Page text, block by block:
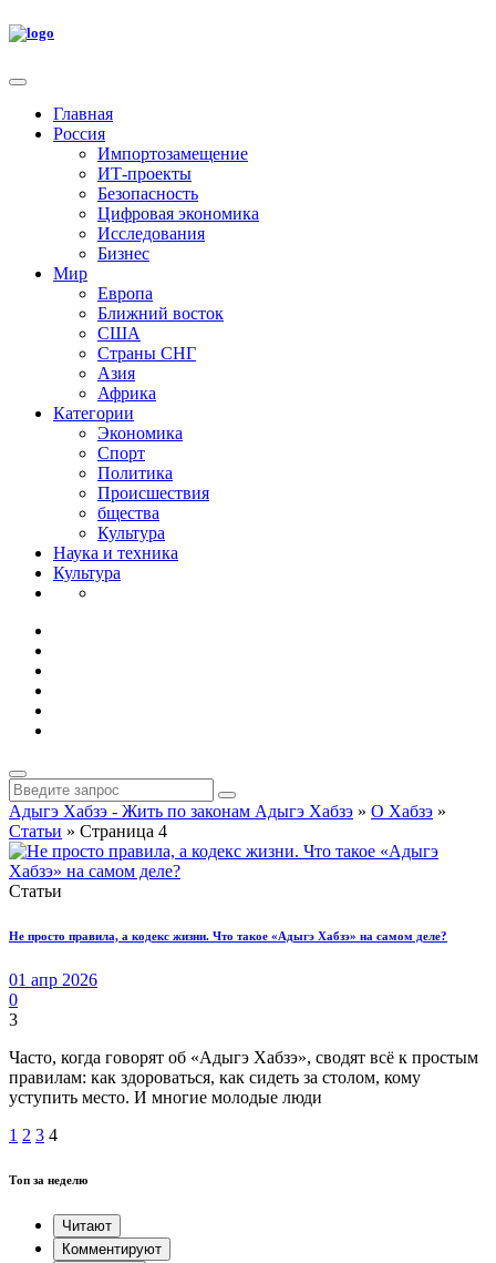
Главная
Россия
Импортозамещение
ИТ-проекты
Безопасность
Цифровая экономика
Исследования
Бизнес
Мир
Европа
Ближний восток
США
Страны СНГ
Азия
Африка
Категории
Экономика
Спорт
Политика
Происшествия
бщества
Культура
Наука и техника
Культура
Адыгэ Хабзэ - Жить по законам Адыгэ Хабзэ » О Хабзэ »
Статьи » Страница 4
Статьи
Не просто правила, а кодекс жизни. Что такое «Адыгэ Хабзэ» на самом деле?
01 апр 2026
0
3
Часто, когда говорят об «Адыгэ Хабзэ», сводят всё к простым
правилам: как здороваться, как сидеть за столом, кому
уступить место. И многие молодые люди
1 2 3 4
Топ за неделю
Читают
Комментируют